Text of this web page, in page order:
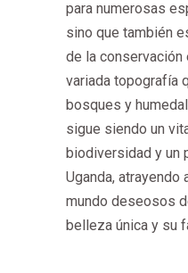
para numerosas
sino que también
de la conservación
variada topografía
bosques y
sigue siendo un
biodiversidad y un
Uganda,
mundo deseosos
belleza única y su